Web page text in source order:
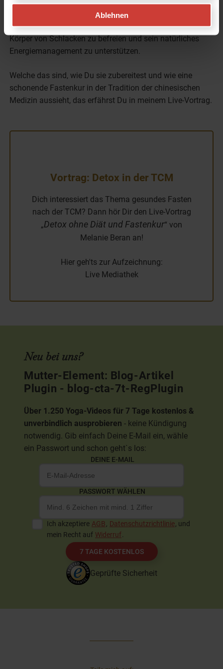
Ablehnen
Es gibt zahlreiche Lebensmittel, die Dir helfen, Deinen
Körper von Schlacken zu befreien und sein natürliches
Energiemanagement zu unterstützen.
Welche das sind, wie Du sie zubereitest und wie eine
schonende Fastenkur in der Tradition der chinesischen
Medizin aussieht, das erfährst Du in meinem Live-Vortrag.
Vortrag: Detox in der TCM
Dich interessiert das Thema gesundes Fasten
nach der TCM? Dann hör Dir den Live-Vortrag
„Detox ohne Diät und Fastenkur“ von
Melanie Beran an!
Hier geh'ts zur Aufzeichnung:
Live Mediathek
Neu bei uns?
Mutter-Element: Blog-Artikel
Plugin - blog-cta-7t-RegPlugin
Über 1.250 Yoga-Videos für 7 Tage kostenlos &
unverbindlich ausprobieren - keine Kündigung
notwendig. Gib einfach Deine E-Mail ein, wähle
ein Passwort und schon geht`s los:
DEINE E-MAIL
PASSWORT WÄHLEN
Ich akzeptiere AGB, Datenschutzrichtlinie, und
mein Recht auf Widerruf.
7 TAGE KOSTENLOS
Geprüfte Sicherheit